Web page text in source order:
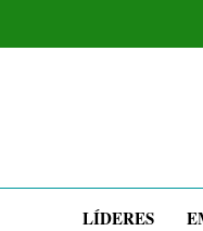
LÍDERES